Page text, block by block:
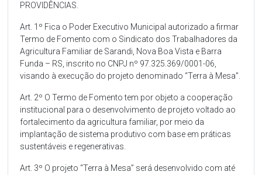
PROVIDÊNCIAS.
Art. 1º Fica o Poder Executivo Municipal autorizado a firmar
Termo de Fomento com o Sindicato dos Trabalhadores da
Agricultura Familiar de Sarandi, Nova Boa Vista e Barra
Funda – RS, inscrito no CNPJ nº 97.325.369/0001-06,
visando à execução do projeto denominado “Terra à Mesa”.
Art. 2º O Termo de Fomento tem por objeto a cooperação
institucional para o desenvolvimento de projeto voltado ao
fortalecimento da agricultura familiar, por meio da
implantação de sistema produtivo com base em práticas
sustentáveis e regenerativas.
Art. 3º O projeto “Terra à Mesa” será desenvolvido com até